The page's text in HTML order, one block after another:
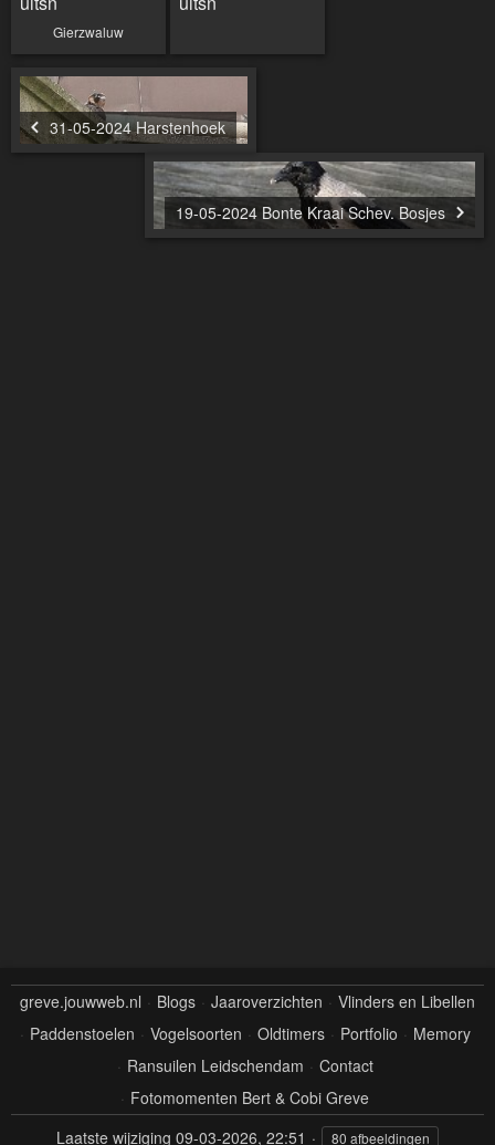
Gierzwaluw
31-05-2024 Harstenhoek
19-05-2024 Bonte Kraai Schev. Bosjes
greve.jouwweb.nl Blogs Jaaroverzichten
Vlinders en Libellen
Paddenstoelen
Vogelsoorten Oldtimers Portfolio
Memory
Ransuilen Leidschendam
Contact
Fotomomenten Bert & Cobi Greve
Laatste wijziging 09-03-2026, 22:51 80 afbeeldingen